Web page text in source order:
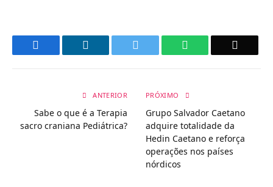
WhatsApp
ANTERIOR
Sabe o que é a Terapia
sacro craniana Pediátrica?
PRÓXIMO
Grupo Salvador Caetano
adquire totalidade da
Hedin Caetano e reforça
operações nos países
nórdicos